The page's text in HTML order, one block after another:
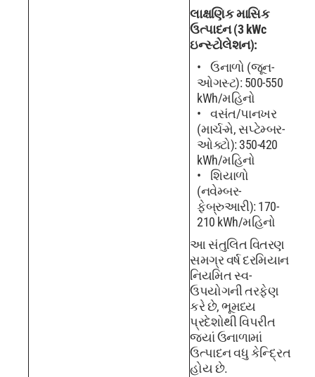
લાક્ષણિક માસિક
ઉત્પાદન (3 kWc
ઇન્સ્ટોલેશન):
ઉનાળો (જૂન-
ઓગસ્ટ): 500-550
kWh/મહિનો
વસંત/પાનખર
(માર્ચ-મે, સપ્ટેમ્બર-
ઓક્ટો): 350-420
kWh/મહિનો
શિયાળો
(નવેમ્બર-
ફેબ્રુઆરી): 170-
210 kWh/મહિનો
આ સંતુલિત વિતરણ
સમગ્ર વર્ષ દરમિયાન
નિયમિત સ્વ-
ઉપયોગની તરફેણ
કરે છે, ભૂમધ્ય
પ્રદેશોથી વિપરીત
જ્યાં ઉનાળામાં
ઉત્પાદન વધુ કેન્દ્રિત
હોય છે.